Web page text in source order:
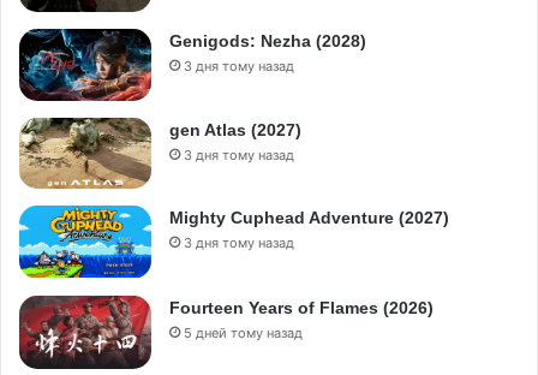
Genigods: Nezha (2028)
3 дня тому назад
gen Atlas (2027)
3 дня тому назад
Mighty Cuphead Adventure (2027)
3 дня тому назад
Fourteen Years of Flames (2026)
5 дней тому назад